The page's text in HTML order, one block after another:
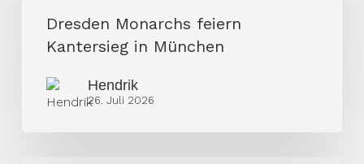
Dresden Monarchs feiern
Kantersieg in München
Hendrik
26. Juli 2026